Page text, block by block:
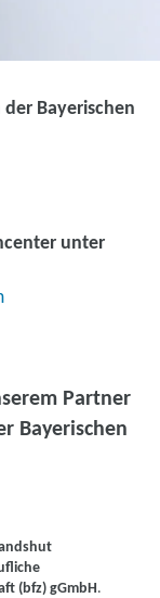
Partner
Bayerischen
Bayerischen
unter
(bfz) gGmbH.